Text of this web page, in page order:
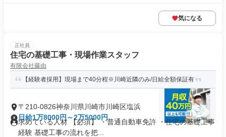
気になる
正社員
住宅の基礎工事・現場作業スタッフ
有限会社藤由
【経験者採用】現場まで40分程※川崎近隣のみ/日給全額保証有
〒210-0826神奈川県川崎市川崎区塩浜
日給1万8000円～2万5000円
求めている人材 【必須】 ・普通自動車免許 ・住宅の基礎工事
経験 基礎工事の流れを把...